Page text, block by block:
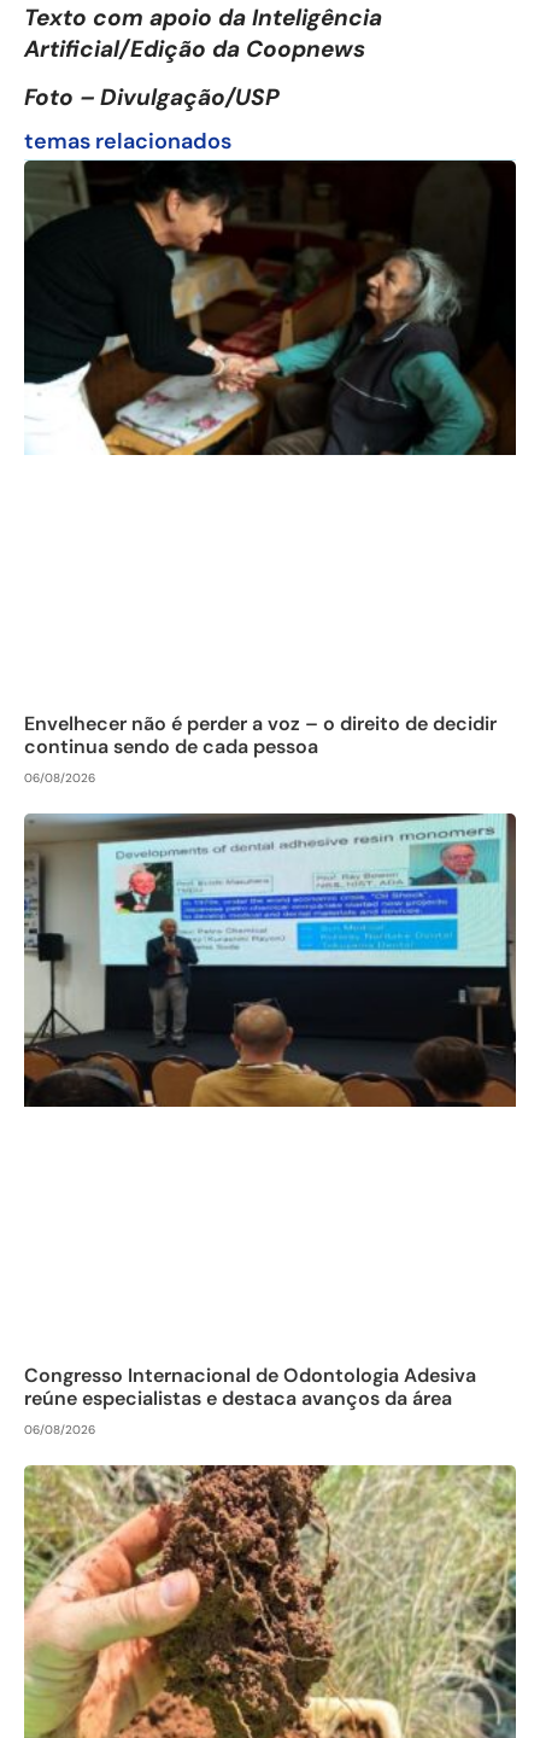
Texto com apoio da Inteligência
Artificial/Edição da Coopnews
Foto – Divulgação/USP
temas relacionados
Envelhecer não é perder a voz – o direito de decidir
continua sendo de cada pessoa
06/08/2026
Congresso Internacional de Odontologia Adesiva
reúne especialistas e destaca avanços da área
06/08/2026